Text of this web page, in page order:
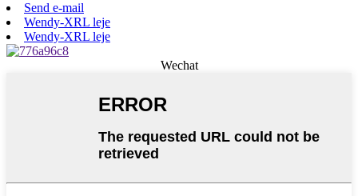
Send e-mail
Wendy-XRL leje
Wendy-XRL leje
Wechat